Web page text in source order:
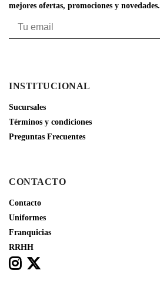
mejores ofertas, promociones y novedades.
INSTITUCIONAL
Sucursales
Términos y condiciones
Preguntas Frecuentes
CONTACTO
Contacto
Uniformes
Franquicias
RRHH